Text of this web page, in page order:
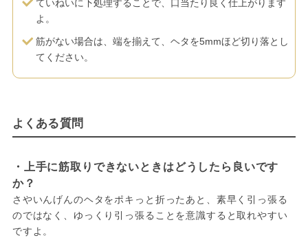
ていねいに下処理することで、口当たり良く仕上がります
よ。
筋がない場合は、端を揃えて、ヘタを5mmほど切り落とし
てください。
よくある質問
・上手に筋取りできないときはどうしたら良いです
か？
さやいんげんのヘタをポキっと折ったあと、素早く引っ張る
のではなく、ゆっくり引っ張ることを意識すると取れやすい
ですよ。